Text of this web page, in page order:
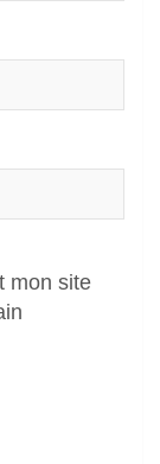
mon site